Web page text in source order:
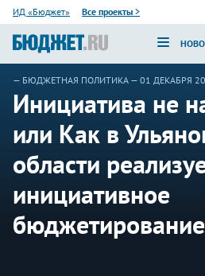
ИД «Бюджет» Все проекты >
— БЮДЖЕТНАЯ ПОЛИТИКА — 01 ДЕКАБРЯ
Инициатива не
или Как в
области
инициативное
бюджетирование